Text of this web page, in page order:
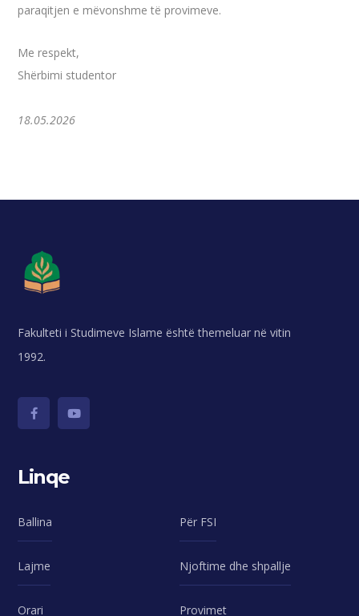
paraqitjen e mëvonshme të provimeve.
Me respekt,
Shërbimi studentor
18.05.2026
Fakulteti i Studimeve Islame është themeluar në vitin
1992.
Linqe
Ballina Për FSI
Lajme Njoftime dhe shpallje
Orari Provimet